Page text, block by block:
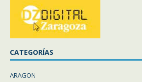
CATEGORÍAS
ARAGON